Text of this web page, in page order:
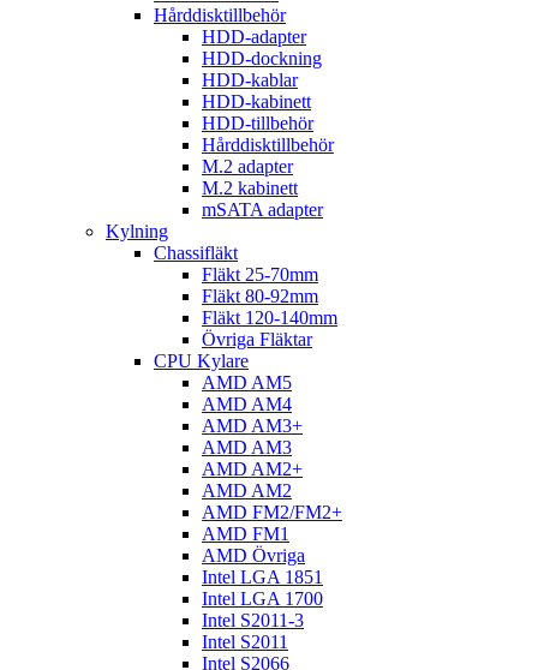
Hårddisktillbehör
HDD-adapter
HDD-dockning
HDD-kablar
HDD-kabinett
HDD-tillbehör
Hårddisktillbehör
M.2 adapter
M.2 kabinett
mSATA adapter
Kylning
Chassifläkt
Fläkt 25-70mm
Fläkt 80-92mm
Fläkt 120-140mm
Övriga Fläktar
CPU Kylare
AMD AM5
AMD AM4
AMD AM3+
AMD AM3
AMD AM2+
AMD AM2
AMD FM2/FM2+
AMD FM1
AMD Övriga
Intel LGA 1851
Intel LGA 1700
Intel S2011-3
Intel S2011
Intel S2066